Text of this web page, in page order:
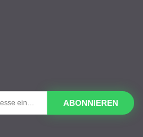
ABONNIEREN